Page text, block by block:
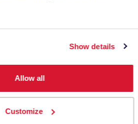
Show details
Allow all
Customize
he oído
decir a las
de color. Gran parte de esto
de que la gestión del color
un proceso difícil y